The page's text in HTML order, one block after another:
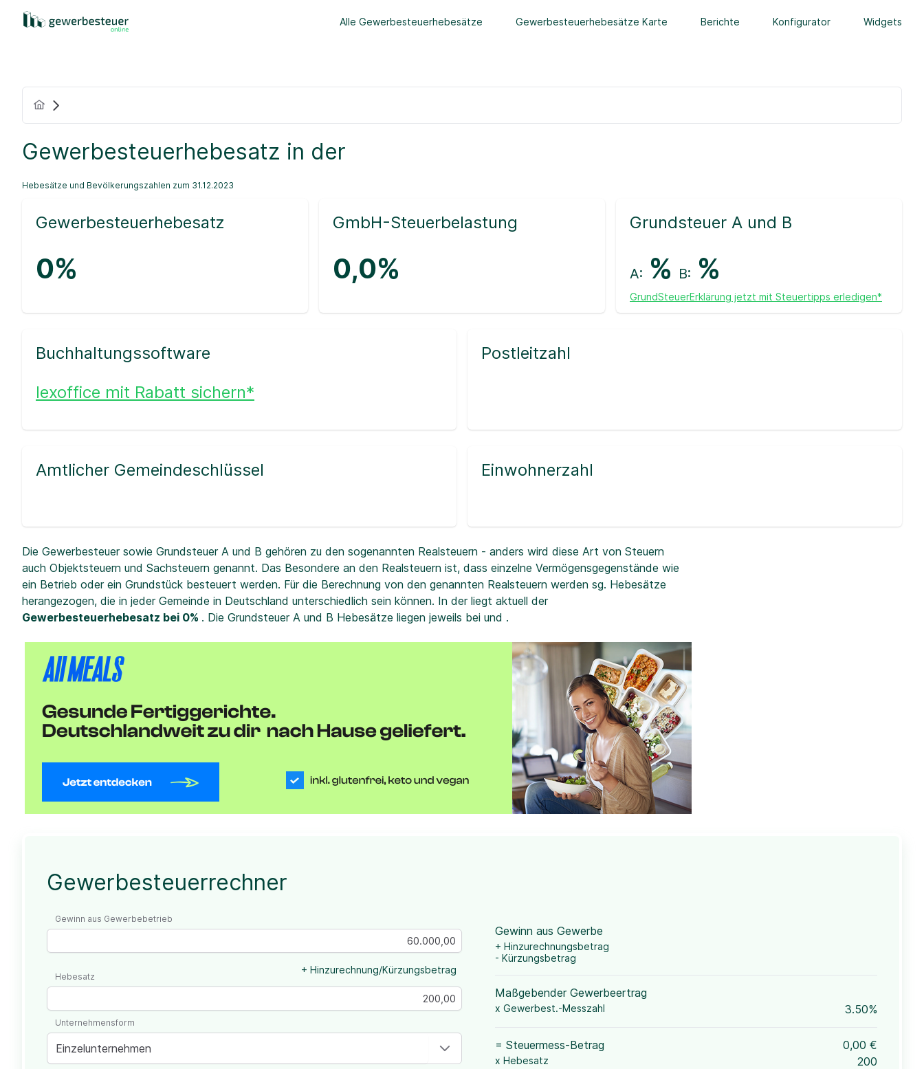
Alle Gewerbesteuerhebesätze Gewerbesteuerhebesätze Karte Berichte Konfigurator Widgets
Gewerbesteuerhebesatz in der
Hebesätze und Bevölkerungszahlen zum 31.12.2023
Gewerbesteuerhebesatz
0%
GmbH-Steuerbelastung
0,0%
Grundsteuer A und B
A: % B: %
GrundSteuerErklärung jetzt mit Steuertipps erledigen*
Buchhaltungssoftware
lexoffice mit Rabatt sichern*
Postleitzahl
Amtlicher Gemeindeschlüssel Einwohnerzahl
Die Gewerbesteuer sowie Grundsteuer A und B gehören zu den sogenannten Realsteuern - anders wird diese Art von Steuern
auch Objektsteuern und Sachsteuern genannt. Das Besondere an den Realsteuern ist, dass einzelne Vermögensgegenstände wie
ein Betrieb oder ein Grundstück besteuert werden. Für die Berechnung von den genannten Realsteuern werden sg. Hebesätze
herangezogen, die in jeder Gemeinde in Deutschland unterschiedlich sein können. In der liegt aktuell der
Gewerbesteuerhebesatz bei 0% . Die Grundsteuer A und B Hebesätze liegen jeweils bei und .
Gewerbesteuerrechner
Gewinn aus Gewerbebetrieb
+ Hinzurechnung/Kürzungsbetrag
Hebesatz
Einzelunternehmen
Unternehmensform
Gewinn aus Gewerbe
+ Hinzurechnungsbetrag
- Kürzungsbetrag
Maßgebender Gewerbeertrag
x Gewerbest.-Messzahl 3.50%
= Steuermess-Betrag 0,00 €
x Hebesatz 200